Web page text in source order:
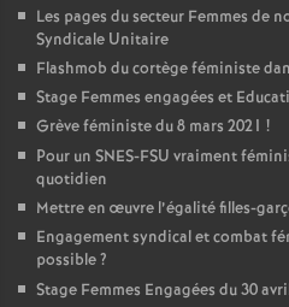
Les pages du secteur Femmes de
Syndicale Unitaire
Flashmob du cortège féministe
Stage Femmes engagées et
Grève féministe du 8 mars 2021 !
Pour un SNES-FSU vraiment
quotidien
Mettre en œuvre l’égalité filles-
Engagement syndical et combat
possible?
Stage Femmes Engagées du 30